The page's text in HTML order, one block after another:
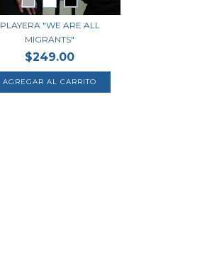
PLAYERA "WE ARE ALL
MIGRANTS"
$249.00
AGREGAR AL CARRITO